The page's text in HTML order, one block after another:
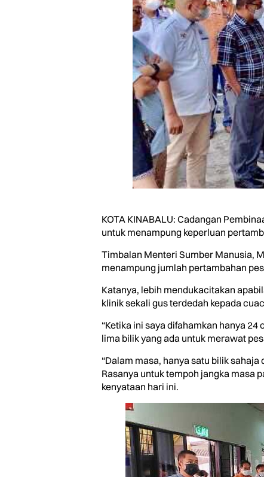
KOTA KINABALU: Cadangan
untuk menampung keperluan
Timbalan Menteri Sumber Manusia,
menampung jumlah pertambahan
Katanya, lebih mendukacitakan
klinik sekali gus terdedah kepada
“Ketika ini saya difahamkan hanya
lima bilik yang ada untuk merawat
“Dalam masa, hanya satu bilik
Rasanya untuk tempoh jangka masa
kenyataan hari ini.